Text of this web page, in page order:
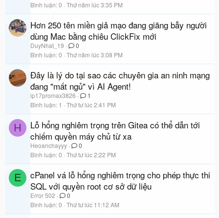
Bình luận 0 Thứ năm lúc 3:35 PM
Hơn 250 tên miền giả mạo đang giăng bẫy người
dùng Mac bằng chiêu ClickFix mới
DuyNhat_19
0
Bình luận 0 Thứ năm lúc 3:08 PM
Đây là lý do tại sao các chuyên gia an ninh mạng
đang "mất ngủ" vì AI Agent!
ip17promax3826
1
Bình luận 1 Thứ tư lúc 2:41 PM
H
Lỗ hổng nghiêm trọng trên Gitea có thể dẫn tới
chiếm quyền máy chủ từ xa
Heoanchayyy
0
Bình luận 0 Thứ tư lúc 2:22 PM
E
cPanel vá lỗ hổng nghiêm trọng cho phép thực thi
SQL với quyền root cơ sở dữ liệu
Error 502
0
Bình luận 0 Thứ tư lúc 11:12 AM